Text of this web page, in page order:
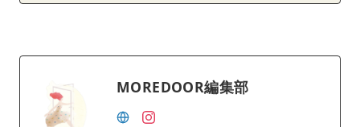
MOREDOOR編集部